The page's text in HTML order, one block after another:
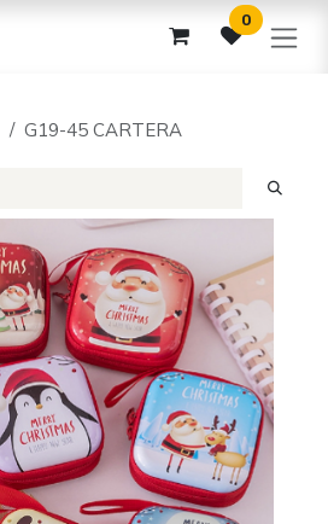
0
G19-45 CARTERA